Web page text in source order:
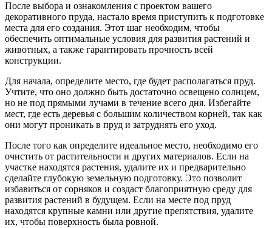
После выбора и ознакомления с проектом вашего
декоративного пруда, настало время приступить к подготовке
места для его создания. Этот шаг необходим, чтобы
обеспечить оптимальные условия для развития растений и
животных, а также гарантировать прочность всей
конструкции.
Для начала, определите место, где будет располагаться пруд.
Учтите, что оно должно быть достаточно освещено солнцем,
но не под прямыми лучами в течение всего дня. Избегайте
мест, где есть деревья с большим количеством корней, так как
они могут проникать в пруд и затруднять его уход.
После того как определите идеальное место, необходимо его
очистить от растительности и других материалов. Если на
участке находятся растения, удалите их и предварительно
сделайте глубокую земельную подготовку. Это позволит
избавиться от сорняков и создаст благоприятную среду для
развития растений в будущем. Если на месте под пруд
находятся крупные камни или другие препятствия, удалите
их, чтобы поверхность была ровной.